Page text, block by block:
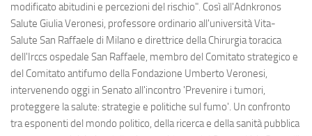
modificato abitudini e percezioni del rischio". Così all'Adnkronos
Salute Giulia Veronesi, professore ordinario all'università Vita-
Salute San Raffaele di Milano e direttrice della Chirurgia toracica
dell'Irccs ospedale San Raffaele, membro del Comitato strategico e
del Comitato antifumo della Fondazione Umberto Veronesi,
intervenendo oggi in Senato all'incontro 'Prevenire i tumori,
proteggere la salute: strategie e politiche sul fumo'. Un confronto
tra esponenti del mondo politico, della ricerca e della sanità pubblica